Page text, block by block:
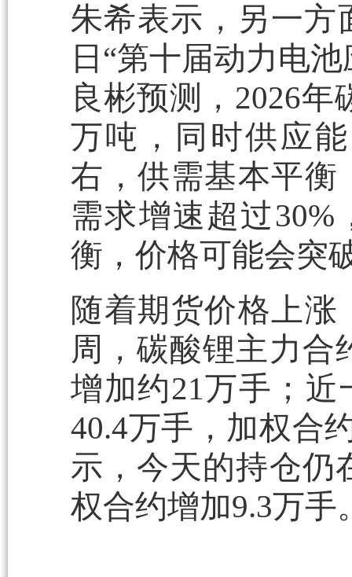
朱希表示，另一方
日“第十届动力电
良彬预测，2026年
万吨，同时供应
右，供需基本平衡
需求增速超过
衡，价格可能会突
随着期货价格上
周，碳酸锂主力合
增加约21万手；
40.4万手，加权合
示，今天的持仓仍
权合约增加9.3万手